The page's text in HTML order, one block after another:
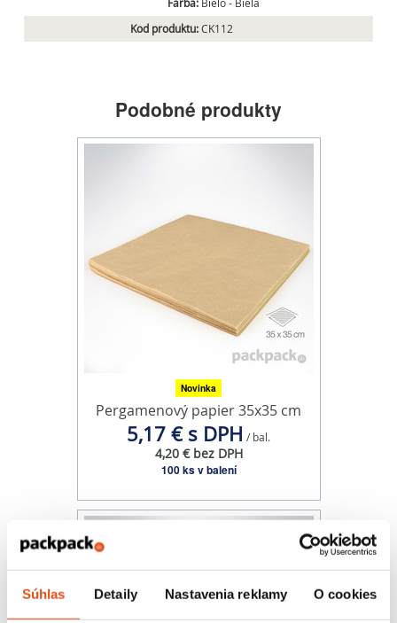
Súhlas Detaily Nastavenia reklamy O cookies
Kod produktu:CK112
Podobné produkty
Novinka
Pergamenový papier 35x35 cm
5,17 € s DPH / bal.
4,20 € bez DPH
100 ks v balení